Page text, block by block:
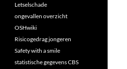
Letselschade
ongevallen overzicht
OSHwiki
Risicogedrag jongeren
Safety with a smile
statistische gegevens CBS